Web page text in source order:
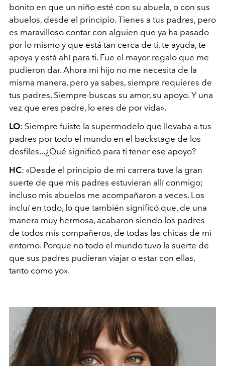
bonito en que un niño esté con su abuela, o con sus
abuelos, desde el principio. Tienes a tus padres, pero
es maravilloso contar con alguien que ya ha pasado
por lo mismo y que está tan cerca de ti, te ayuda, te
apoya y está ahí para ti. Fue el mayor regalo que me
pudieron dar. Ahora mi hijo no me necesita de la
misma manera, pero ya sabes, siempre requieres de
tus padres. Siempre buscas su amor, su apoyo. Y una
vez que eres padre, lo eres de por vida».
LO: Siempre fuiste la supermodelo que llevaba a tus
padres por todo el mundo en el backstage de los
desfiles...¿Qué significó para ti tener ese apoyo?
HC: «Desde el principio de mi carrera tuve la gran
suerte de que mis padres estuvieran allí conmigo;
incluso mis abuelos me acompañaron a veces. Los
incluí en todo, lo que también significó que, de una
manera muy hermosa, acabaron siendo los padres
de todos mis compañeros, de todas las chicas de mi
entorno. Porque no todo el mundo tuvo la suerte de
que sus padres pudieran viajar o estar con ellas,
tanto como yo».